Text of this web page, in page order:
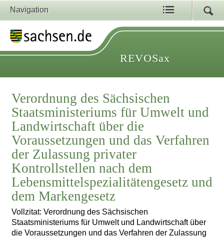
Navigation
REVOSax
Verordnung des Sächsischen
Staatsministeriums für Umwelt und
Landwirtschaft über die
Voraussetzungen und das Verfahren
der Zulassung privater
Kontrollstellen nach dem
Lebensmittelspezialitätengesetz und
dem Markengesetz
Vollzitat: Verordnung des Sächsischen
Staatsministeriums für Umwelt und Landwirtschaft über
die Voraussetzungen und das Verfahren der Zulassung